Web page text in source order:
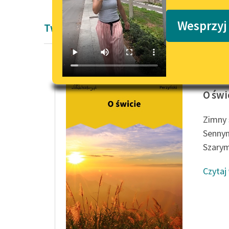
Twórczość Włodzimierza Perzyńskiego
O
Zimny
Czytaj